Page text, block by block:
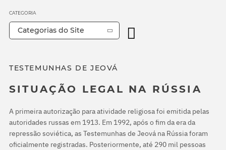
TESTEMUNHAS DE JEOVÁ
SITUAÇÃO LEGAL NA RÚSSIA
A primeira autorização para atividade religiosa foi emitida pelas
autoridades russas em 1913. Em 1992, após o fim da era da
repressão soviética, as Testemunhas de Jeová na Rússia foram
oficialmente registradas. Posteriormente, até 290 mil pessoas
CATEGORIA
Categorias do Site